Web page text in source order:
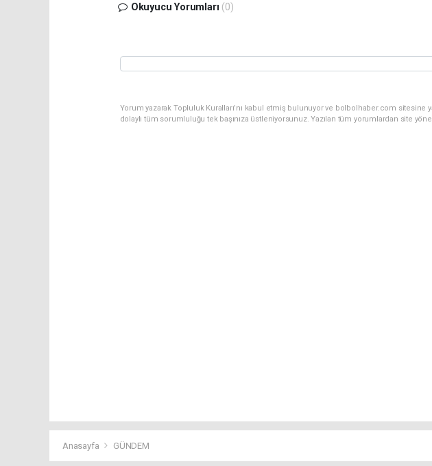
Okuyucu Yorumları (0)
Yorum yazarak Topluluk Kuralları’nı kabul etmiş bulunuyor ve bolbolhaber.com sitesine
dolaylı tüm sorumluluğu tek başınıza üstleniyorsunuz. Yazılan tüm yorumlardan site
Anasayfa GÜNDEM